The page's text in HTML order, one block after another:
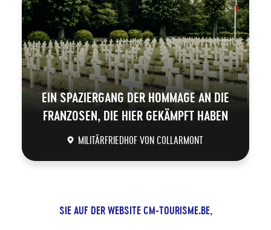
EIN SPAZIERGANG DER HOMMAGE AN DIE
FRANZOSEN, DIE HIER GEKÄMPFT HABEN
MILITÄRFRIEDHOF VON COLLARMONT
SIE AUF DER WEBSITE CM-TOURISME.BE,